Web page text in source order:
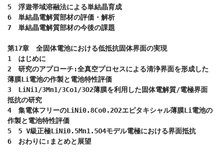
5　浮遊帯域溶融法による単結晶育成
6　単結晶電解質部材の評価・解析
7　単結晶電解質部材の今後の課題
第17章　全固体電池における低抵抗固体界面の実現
1　はじめに
2　研究のアプローチ:全真空プロセスによる清浄界面を形成した
薄膜Li電池の作製と電池特性評価
3　LiNi1/3Mn1/3Co1/3O2薄膜を利用した固体電解質/電極界面
抵抗の研究
4　集電体フリーのLiNi0.8Co0.2O2エピタキシャル薄膜Li電池の
作製と電池特性評価
5　5 V級正極LiNi0.5Mn1.5O4モデル電極における界面抵抗
6　おわりに:まとめと展望